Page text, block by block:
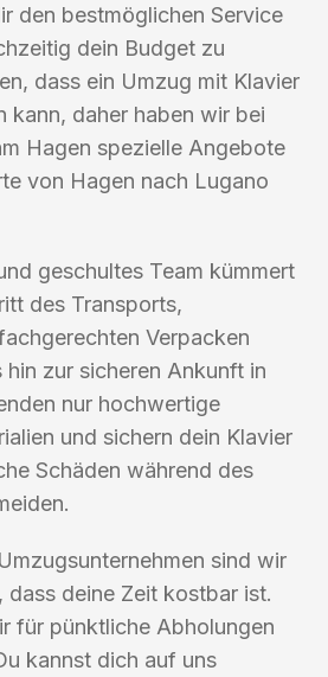
den bestmöglichen Service
dein Budget zu
dass ein Umzug mit Klavier
kann, daher haben wir bei
Hagen spezielle Angebote
von Hagen nach Lugano
geschultes Team kümmert
des Transports,
Verpacken
hin zur sicheren Ankunft in
nur hochwertige
und sichern dein Klavier
Schäden während des
sind wir
dass deine Zeit kostbar ist.
für pünktliche Abholungen
kannst dich auf uns